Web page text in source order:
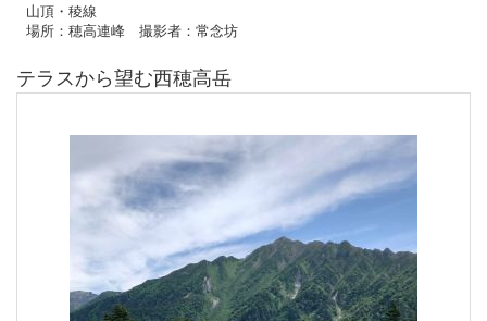
山頂・稜線
場所：穂高連峰 撮影者：常念坊
テラスから望む西穂高岳